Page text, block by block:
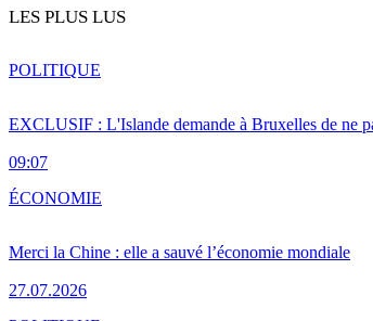
LES PLUS LUS
EXCLUSIF : L'Islande demande à Bruxelles de ne
09:07
POLITIQUE
Merci la Chine : elle a sauvé l’économie mondiale
27.07.2026
ÉCONOMIE